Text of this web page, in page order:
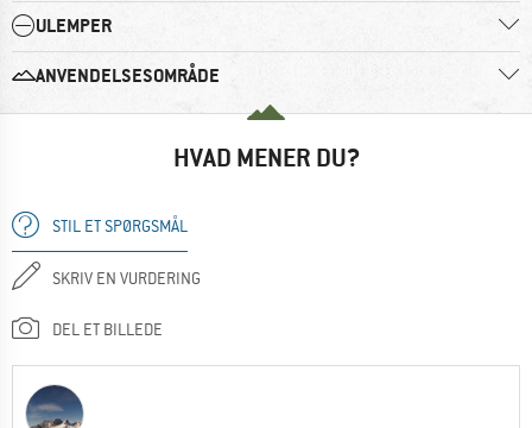
ULEMPER
ANVENDELSESOMRÅDE
HVAD MENER DU?
STIL ET SPØRGSMÅL
SKRIV EN VURDERING
DEL ET BILLEDE